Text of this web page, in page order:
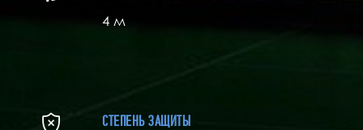
4 м
СТЕПЕНЬ ЗАЩИТЫ